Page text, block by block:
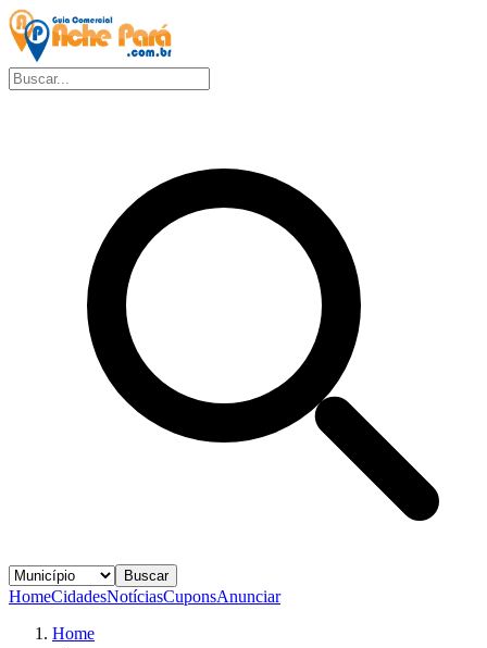
Buscar
HomeCidadesNotíciasCuponsAnunciar
Home